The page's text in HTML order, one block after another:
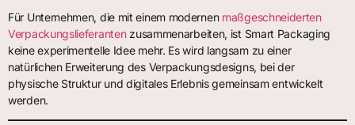
Für Unternehmen, die mit einem modernen maßgeschneiderten
Verpackungslieferantenzusammenarbeiten, ist Smart Packaging
keine experimentelle Idee mehr. Es wird langsam zu einer
natürlichen Erweiterung des Verpackungsdesigns, bei der
physische Struktur und digitales Erlebnis gemeinsam entwickelt
werden.